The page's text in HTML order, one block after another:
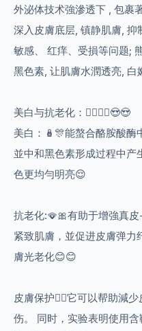
外泌体技术強滲透下 , 包裹
深入皮膚底层, 镇静肌膚, 抑
敏感、 红痒、受損等问题;
黑色素, 让肌膚水潤透亮, 白
美白与抗老化：🙋‍♀️💁‍♀️😍😍
美白：🪆🎊能螯合酪胺酸酶
並中和黑色素形成过程中产
色更均勻明亮😌
抗老化:🪭🎀有助于增強真
紧致肌膚，並促进皮膚弹力
膚光老化😊😊
皮膚保护😶‍🌫️它可以帮助減
伤。 同时，实验表明使用